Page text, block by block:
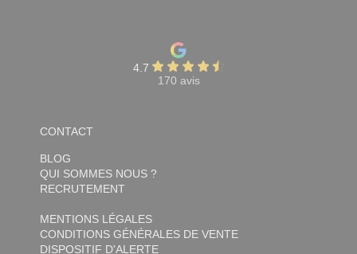
4.7
170 avis
CONTACT
BLOG
QUI SOMMES NOUS ?
RECRUTEMENT
MENTIONS LÉGALES
CONDITIONS GÉNÉRALES DE VENTE
DISPOSITIF D'ALERTE